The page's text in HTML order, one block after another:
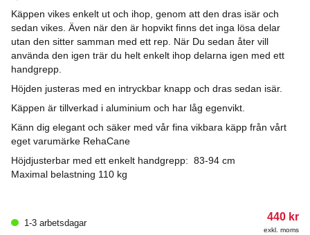
Käppen vikes enkelt ut och ihop, genom att den dras isär och
sedan vikes. Även när den är hopvikt finns det inga lösa delar
utan den sitter samman med ett rep. När Du sedan åter vill
använda den igen trär du helt enkelt ihop delarna igen med ett
handgrepp.
Höjden justeras med en intryckbar knapp och dras sedan isär.
Käppen är tillverkad i aluminium och har låg egenvikt.
Känn dig elegant och säker med vår fina vikbara käpp från vårt
eget varumärke RehaCane
Höjdjusterbar med ett enkelt handgrepp: 83-94 cm
Maximal belastning 110 kg
1-3 arbetsdagar
440 kr
exkl. moms